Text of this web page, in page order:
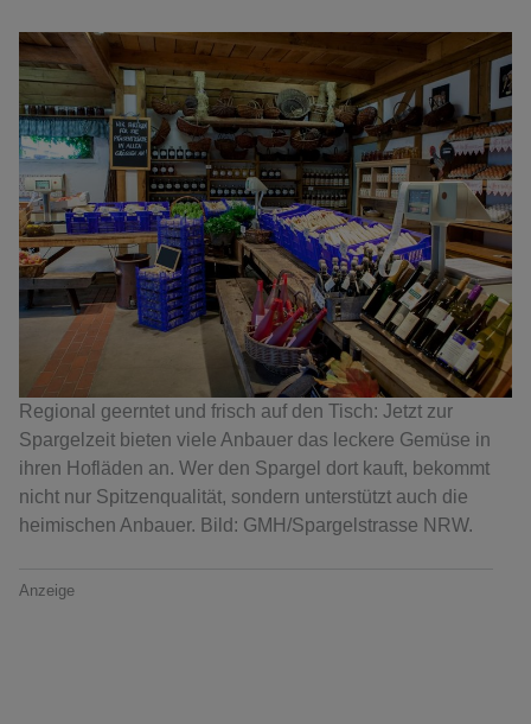
Regional geerntet und frisch auf den Tisch: Jetzt zur
Spargelzeit bieten viele Anbauer das leckere Gemüse in
ihren Hofläden an. Wer den Spargel dort kauft, bekommt
nicht nur Spitzenqualität, sondern unterstützt auch die
heimischen Anbauer. Bild: GMH/Spargelstrasse NRW.
Anzeige